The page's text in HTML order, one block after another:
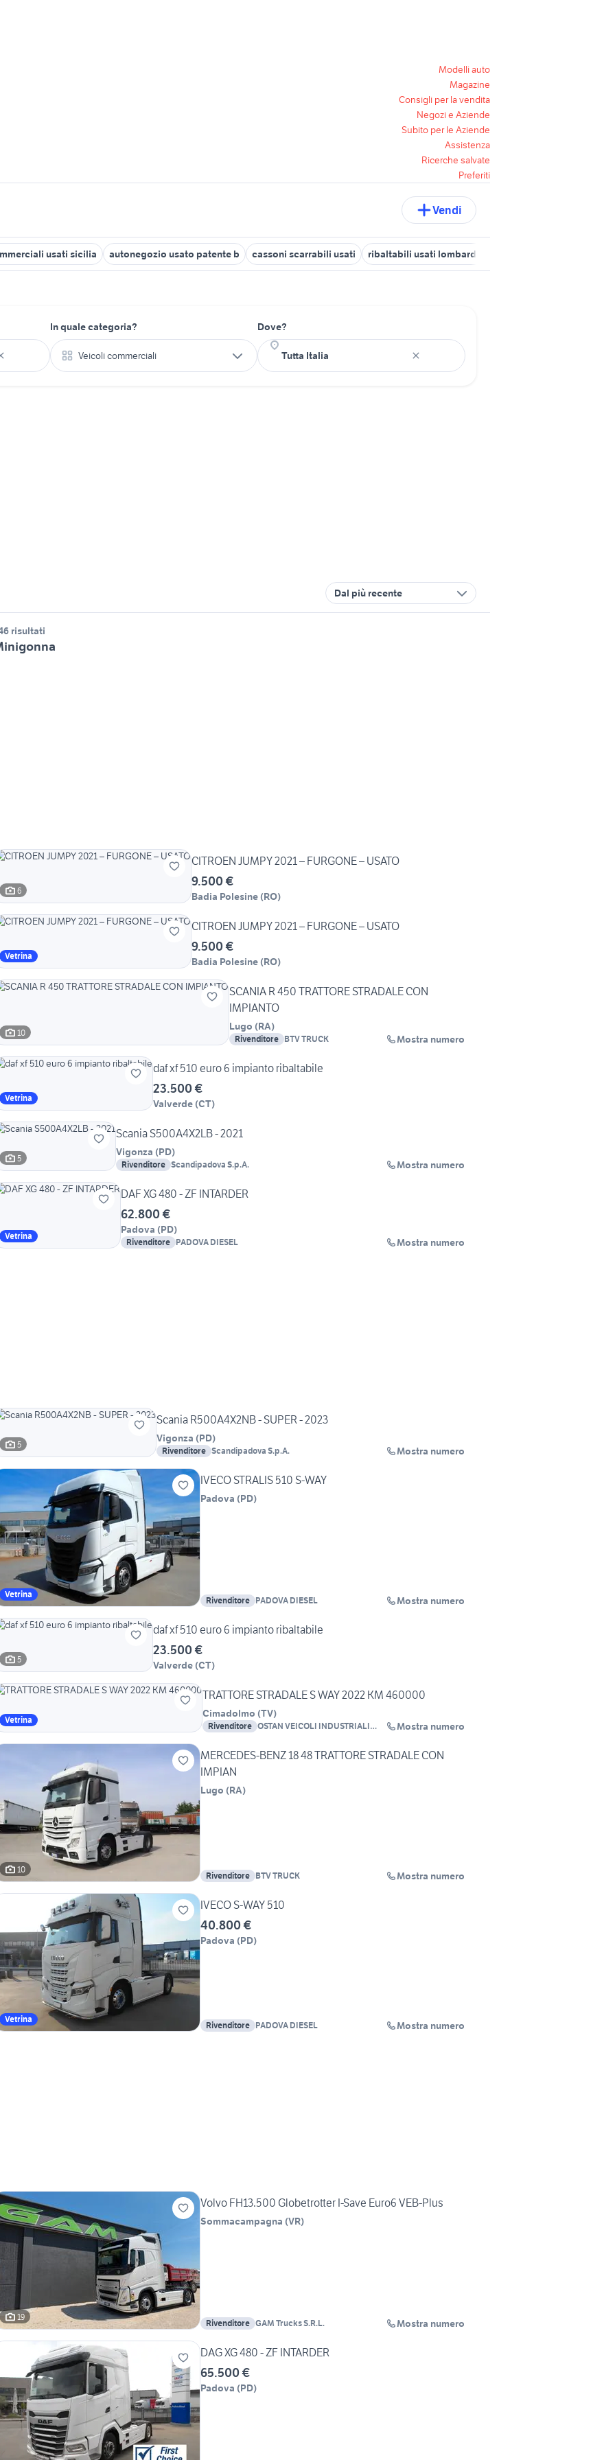
Modelli auto
Magazine
Consigli per la vendita
Negozi e Aziende
Subito per le Aziende
Assistenza
Ricerche salvate
Preferiti
Vendi
usati sicilia autonegozio usato patente b cassoni scarrabili usati ribaltabili usati lombardia
In quale categoria?
Veicoli commerciali
Dove?
Dal più recente
risultati
6
CITROEN JUMPY 2021 – FURGONE – USATO
9.500 €
Badia Polesine (RO)
Vetrina
CITROEN JUMPY 2021 – FURGONE – USATO
9.500 €
Badia Polesine (RO)
10
SCANIA R 450 TRATTORE STRADALE CON
IMPIANTO
Lugo (RA)
Rivenditore BTV TRUCK Mostra numero
Vetrina
daf xf 510 euro 6 impianto ribaltabile
23.500 €
Valverde (CT)
5
Scania S500A4X2LB - 2021
Vigonza (PD)
Rivenditore Scandipadova S.p.A. Mostra numero
Vetrina
DAF XG 480 - ZF INTARDER
62.800 €
Padova (PD)
Rivenditore PADOVA DIESEL Mostra numero
5
Scania R500A4X2NB - SUPER - 2023
Vigonza (PD)
Rivenditore Scandipadova S.p.A. Mostra numero
Vetrina
IVECO STRALIS 510 S-WAY
Padova (PD)
Rivenditore PADOVA DIESEL Mostra numero
5
daf xf 510 euro 6 impianto ribaltabile
23.500 €
Valverde (CT)
Vetrina
TRATTORE STRADALE S WAY 2022 KM 460000
Cimadolmo (TV)
Rivenditore OSTAN VEICOLI INDUSTRIALI
Mostra numero
10
MERCEDES-BENZ 18 48 TRATTORE STRADALE CON
IMPIAN
Lugo (RA)
Rivenditore BTV TRUCK Mostra numero
Vetrina
IVECO S-WAY 510
40.800 €
Padova (PD)
Rivenditore PADOVA DIESEL Mostra numero
19
Volvo FH13.500 Globetrotter I-Save Euro6 VEB-Plus
Sommacampagna (VR)
Rivenditore GAM Trucks S.R.L. Mostra numero
DAG XG 480 - ZF INTARDER
65.500 €
Padova (PD)